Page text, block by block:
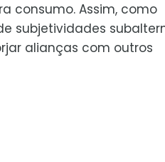
consumo. Assim, como
subjetividades
alianças com outros